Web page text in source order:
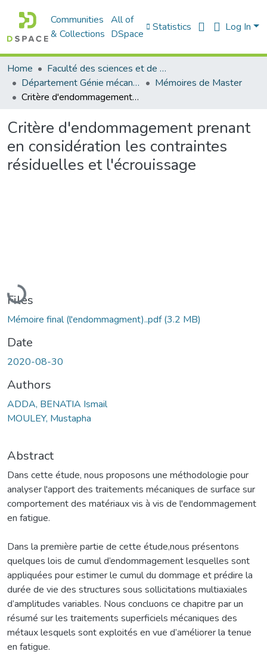
Communities
& Collections
All of
DSpace
Statistics Log In
Home
Faculté des sciences et de la technologie
Département Génie mécanique
Mémoires de Master
Critère d'endommagement prenant en considération les contraintes résiduelles et l'écrouissage
Critère d'endommagement prenant
en considération les contraintes
résiduelles et l'écrouissage
Loading...
Files
Mémoire final (l'endommagment)..pdf(3.2 MB)
Date
2020-08-30
Authors
ADDA, BENATIA Ismail
MOULEY, Mustapha
Abstract
Dans cette étude, nous proposons une méthodologie pour
analyser l'apport des traitements mécaniques de surface sur
comportement des matériaux vis à vis de l'endommagement
en fatigue.
Dans la première partie de cette étude,nous présentons
quelques lois de cumul d’endommagement lesquelles sont
appliquées pour estimer le cumul du dommage et prédire la
durée de vie des structures sous sollicitations multiaxiales
d’amplitudes variables. Nous concluons ce chapitre par un
résumé sur les traitements superficiels mécaniques des
métaux lesquels sont exploités en vue d’améliorer la tenue
en fatigue.